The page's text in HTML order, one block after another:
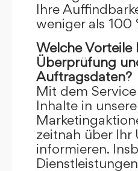
Ihre
weniger als 100
Welche Vorteile
Überprüfung
Auftragsdaten?
Mit dem
Inhalte in
zeitnah über
informieren.